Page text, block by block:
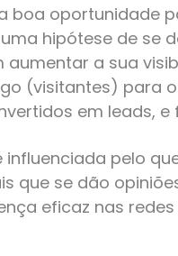
boa oportunidade
hipótese de se
aumentar a sua
(visitantes) para
em leads, e
pelo
que se dão
eficaz nas